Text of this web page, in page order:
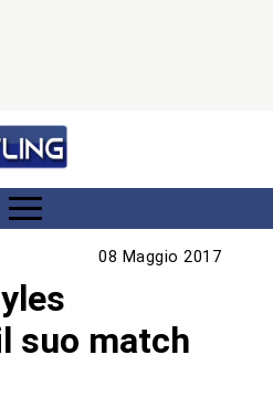
08 Maggio 2017
suo match